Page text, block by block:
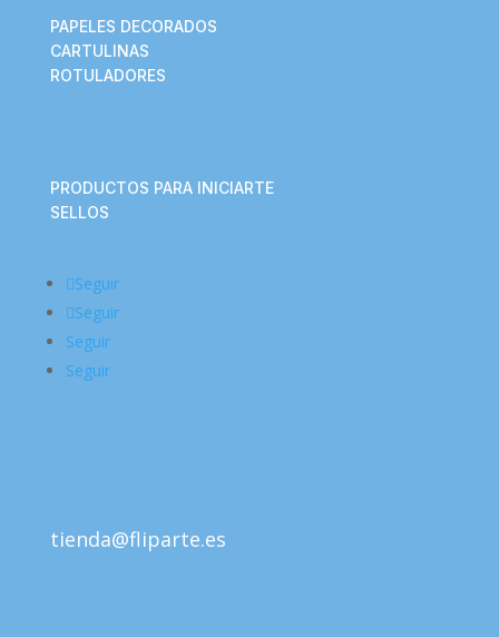
PAPELES DECORADOS
CARTULINAS
ROTULADORES
PRODUCTOS PARA INICIARTE
SELLOS
Seguir
Seguir
Seguir
Seguir
tienda@fliparte.es